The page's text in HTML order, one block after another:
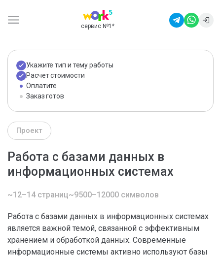
сервис №1 *
Укажите тип и тему работы
Расчет стоимости
Оплатите
Заказ готов
Проект
Работа с базами данных в
информационных системах
~12–14 страниц~9500–12000 символов
Работа с базами данных в информационных системах
является важной темой, связанной с эффективным
хранением и обработкой данных. Современные
информационные системы активно используют базы